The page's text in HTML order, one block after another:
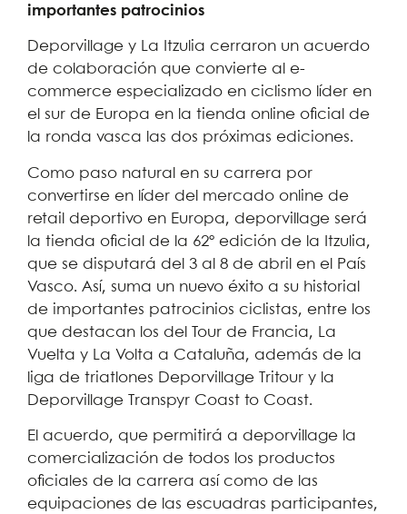
importantes patrocinios
Deporvillage y La Itzulia cerraron un acuerdo
de colaboración que convierte al e-
commerce especializado en ciclismo líder en
el sur de Europa en la tienda online oficial de
la ronda vasca las dos próximas ediciones.
Como paso natural en su carrera por
convertirse en líder del mercado online de
retail deportivo en Europa, deporvillage será
la tienda oficial de la 62º edición de la Itzulia,
que se disputará del 3 al 8 de abril en el País
Vasco. Así, suma un nuevo éxito a su historial
de importantes patrocinios ciclistas, entre los
que destacan los del Tour de Francia, La
Vuelta y La Volta a Cataluña, además de la
liga de triatlones Deporvillage Tritour y la
Deporvillage Transpyr Coast to Coast.
El acuerdo, que permitirá a deporvillage la
comercialización de todos los productos
oficiales de la carrera así como de las
equipaciones de las escuadras participantes,